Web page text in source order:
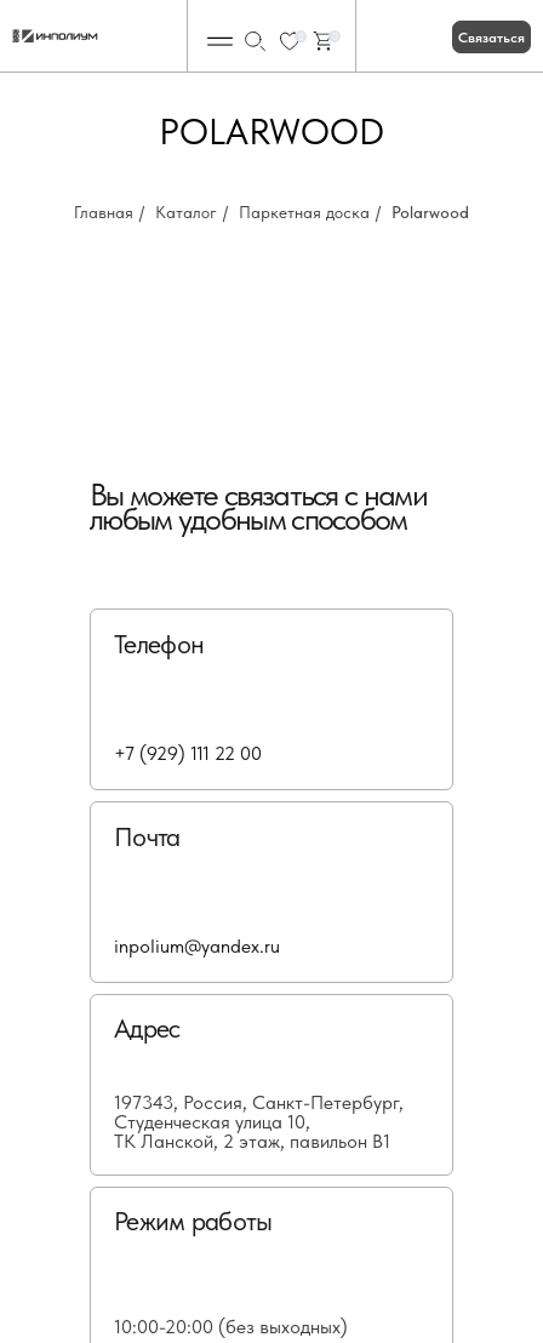
Связаться
POLARWOOD
Главная / Каталог / Паркетная доска / Polarwood
Вы можете связаться с нами
любым удобным способом
Телефон
Почта
Адрес
197343, Россия, Санкт-Петербург,
Студенческая улица 10,
ТК Ланской, 2 этаж, павильон В1
Режим работы
10:00-20:00 (без выходных)
+7 (929) 111 22 00
inpolium@yandex.ru